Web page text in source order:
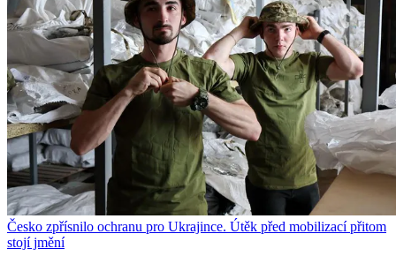
Česko zpřísnilo ochranu pro Ukrajince. Útěk před mobilizací přitom
stojí jmění